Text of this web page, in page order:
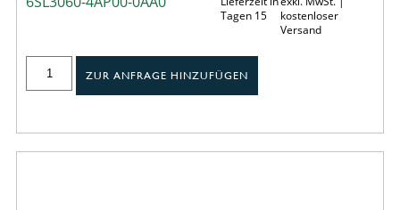
Tagen 15
kostenloser
Versand
ZUR ANFRAGE HINZUFÜGEN